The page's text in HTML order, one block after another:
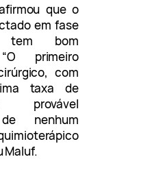
que o
em fase
bom
primeiro
com
taxa de
provável
nenhum
Maluf.